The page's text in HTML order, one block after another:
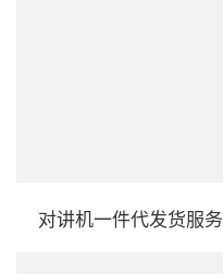
对讲机一件代发货服务